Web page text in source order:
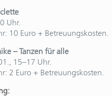
Uhr.
10 Euro + Betreuungskosten.
– Tanzen für alle
15–17 Uhr.
2 Euro + Betreuungskosten.